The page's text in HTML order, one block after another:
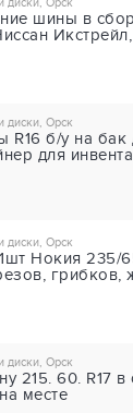
шины в
диски, Орск
б/у на бак
для
диски, Орск
Нокия 235/
грибков,
диски, Орск
215. 60. R17 в
месте